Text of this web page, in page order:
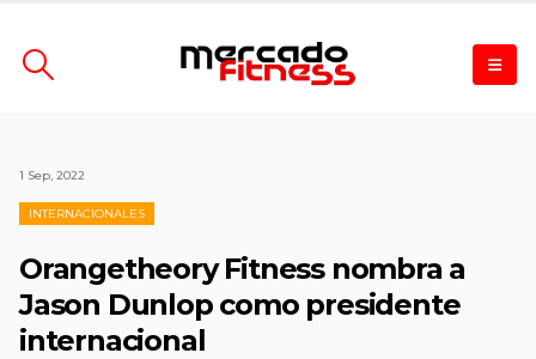
1 Sep, 2022
INTERNACIONALES
Orangetheory Fitness nombra a
Jason Dunlop como presidente
internacional